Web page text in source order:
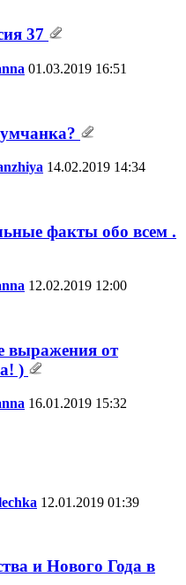
37
01.03.2019 16:51
14.02.2019 14:34
факты обо всем .
12.02.2019 12:00
от
)
16.01.2019 15:32
12.01.2019 01:39
и Нового Года в